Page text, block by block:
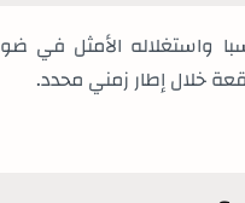
واستغلاله الأمثل في
خلال إطار زمني محدد.